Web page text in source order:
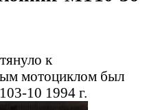
к
мотоциклом был
10 1994 г.